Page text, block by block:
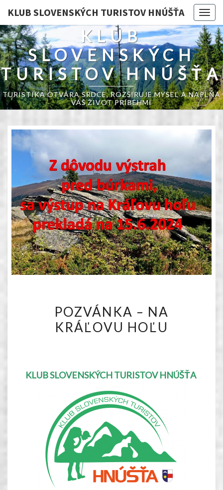
KLUB SLOVENSKÝCH TURISTOV HNÚŠŤA
KLUB
SLOVENSKÝCH
TURISTOV HNÚŠŤA
TURISTIKA OTVÁRA SRDCE, ROZŠIRUJE MYSEĽ A NAPĹŇA
VÁŠ ŽIVOT PRÍBEHMI
–
NA
POZVÁNKA – NA
KRÁĽOVU HOĽU
KLUB SLOVENSKÝCH TURISTOV HNÚŠŤA